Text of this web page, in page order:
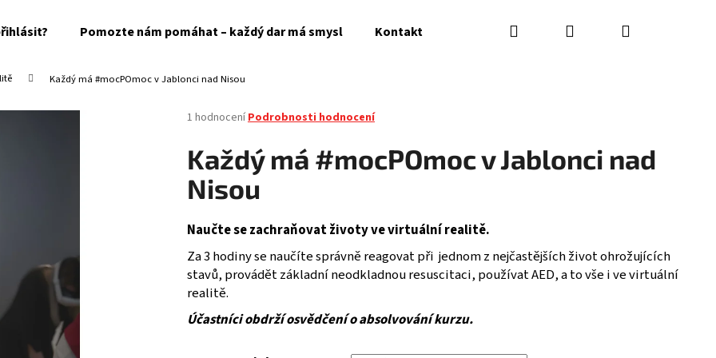
Pomozte nám pomáhat – každý dar má smysl Kontakty Hledat PřihlášeníNákupní
Každý má #mocPOmoc v Jablonci nad Nisou
Průměrné
produktu
je
5,0
hvězdiček.
1 hodnoceníPodrobnosti hodnocení
Každý má #mocPOmoc v Jablonci nad
Nisou
Naučte se zachraňovat životy ve virtuální realitě.
Za 3 hodiny se naučíte správně reagovat při jednom z nejčastějších život ohrožujících
stavů, provádět základní neodkladnou resuscitaci, používat AED, a to vše i ve virtuální
realitě.
Účastníci obdrží osvědčení o absolvování kurzu.
Co potřebujete najít?
HLEDAT